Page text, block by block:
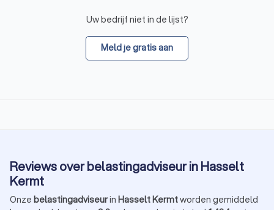
Uw bedrijf niet in de lijst?
Meld je gratis aan
Reviews over belastingadviseur in Hasselt
Kermt
Onze belastingadviseurin Hasselt Kermtworden gemiddeld